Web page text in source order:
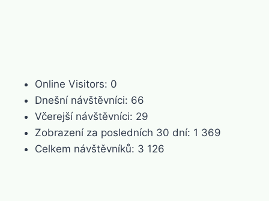
Online Visitors: 0
Dnešní návštěvníci: 66
Včerejší návštěvníci: 29
Zobrazení za posledních 30 dní: 1 369
Celkem návštěvníků: 3 126